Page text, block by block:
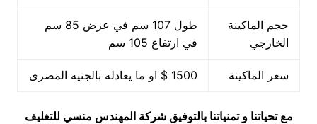
حجم الماكينة
الخارجي
طول 107 سم في عرض 85 سم
في ارتفاع 105 سم
سعر الماكينة 1500 $ او ما يعادله بالجنيه المصرى
مع تحياتنا و تمنياتنا بالتوفيق شركة المهندس منسي للتغليف